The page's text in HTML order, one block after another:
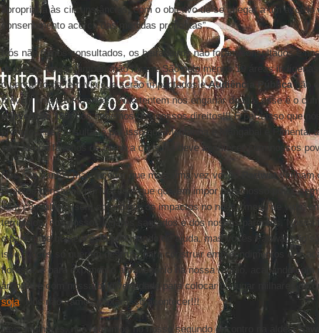
apropriada às circunstâncias, com o objetivo de se chegar a um acordo
consentimento acerca das medidas propostas”.
Nós não fomos consultados, os beiradeiros não foram consultados e
de outros povos também não foram. São pelo menos 19 áreas
o percurso da ferrovia que serão impactados eAudiência Públicanão
prévia, livre e informada. . Não tentem nos enganar de que esse é o
convenção 169, nós sabemos dos nossos direitos!!! É para isso que
protocolo de consulta, é por isso que Montanha e Mangabal e Pimental
seu, lá nós falamos de como a consulta deve acontecer com nossos
Nós não vamos mais aceitar que mais uma vez vocês Pariwatvenham
projetos pensados por vocês e que querem impor para nosso povo,
sem consultar e sem considerar os impactos no nosso modo de vida,
territórios, nos nossos lugares sagrados e dos nossos parentes. Nossa
o pajé sabe que ela está precisando de ajuda, mas vocês Pariwat não
isso. Vocês só querem destruir, para construir empreendimentos que
floresta, e para expandir o agronegócio na nossa região, acabando com
árvores e com nossa biodiversidade para colocar no lugar milhares de
soja. Nós não vamos deixar isso acontecer!!!
Nós, mulheres, nos reunimos no nosso segundo encontro na aldeia